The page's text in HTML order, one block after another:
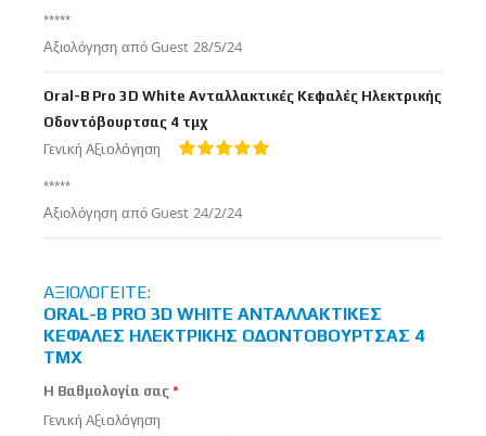
*****
Αξιολόγηση απόGuest Δημοσιεύτηκε
στις
28/5/24
Oral-B Pro 3D White Ανταλλακτικές Κεφαλές Ηλεκτρικής
Οδοντόβουρτσας 4 τμχ
Γενική Αξιολόγηση
*****
Αξιολόγηση απόGuest Δημοσιεύτηκε
στις
24/2/24
ΑΞΙΟΛΟΓΕΊΤΕ:
ORAL-B PRO 3D WHITE ΑΝΤΑΛΛΑΚΤΙΚΈΣ
ΚΕΦΑΛΈΣ ΗΛΕΚΤΡΙΚΉΣ ΟΔΟΝΤΌΒΟΥΡΤΣΑΣ 4
ΤΜΧ
Η Βαθμολογία σας
Γενική Αξιολόγηση